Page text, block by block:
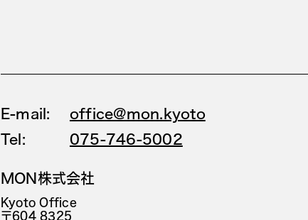
E-mail:
office@mon.kyoto
Tel:
075-746-5002
MON株式会社
Kyoto Office
〒604 8325